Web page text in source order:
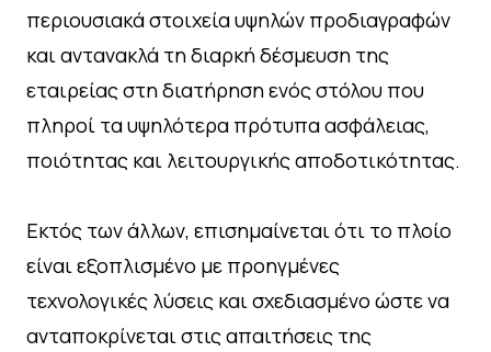
περιουσιακά στοιχεία υψηλών προδιαγραφών
και αντανακλά τη διαρκή δέσμευση της
εταιρείας στη διατήρηση ενός στόλου που
πληροί τα υψηλότερα πρότυπα ασφάλειας,
ποιότητας και λειτουργικής αποδοτικότητας.
Εκτός των άλλων, επισημαίνεται ότι το πλοίο
είναι εξοπλισμένο με προηγμένες
τεχνολογικές λύσεις και σχεδιασμένο ώστε να
ανταποκρίνεται στις απαιτήσεις της